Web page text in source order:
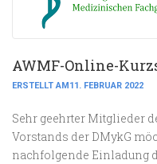
AWMF-Online-
ERSTELLT AM11. FEBRUAR 2022
Sehr geehrter Mitglieder
Vorstands der DMykG
nachfolgende Einladung